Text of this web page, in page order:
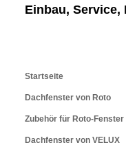
Einbau, Service,
Startseite
Dachfenster von Roto
Zubehör für Roto-Fenster
Dachfenster von VELUX